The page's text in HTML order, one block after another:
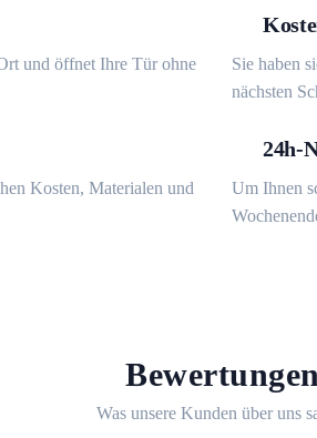
und öffnet Ihre Tür ohne
Sie haben
nächsten
Kosten, Materialen und
24h-
Um Ihnen
Bewertungen
Was unsere Kunden über uns